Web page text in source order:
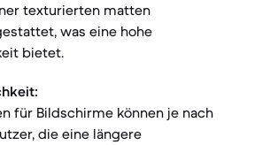
texturierten matten
was eine hohe
bietet.
für Bildschirme können je nach
die eine längere